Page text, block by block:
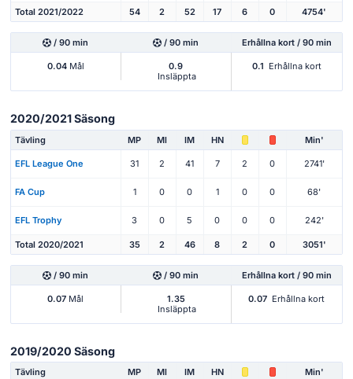
Total 2021/2022 54 2 52 17 6 0 4754'
/ 90 min / 90 min Erhållna kort / 90 min
0.04Mål
0.9
Insläppta
0.1 Erhållna kort
2020/2021 Säsong
Tävling MP Ml IM HN Min'
EFL League One 31 2 41 7 2 0 2741'
FA Cup 1 0 0 1 0 0 68'
EFL Trophy 3 0 5 0 0 0 242'
Total 2020/2021 35 2 46 8 2 0 3051'
/ 90 min / 90 min Erhållna kort / 90 min
0.07 Mål
1.35
Insläppta
0.07 Erhållna kort
2019/2020 Säsong
Tävling MP Ml IM HN
Min'